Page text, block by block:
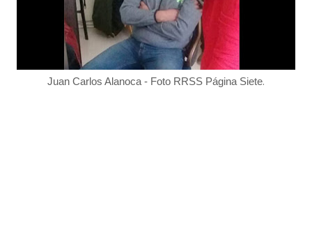
Juan Carlos Alanoca - Foto RRSS Página Siete.